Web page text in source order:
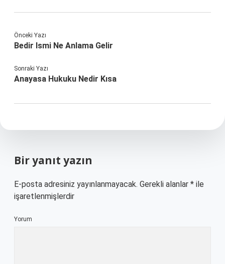
Önceki Yazı
Bedir Ismi Ne Anlama Gelir
Sonraki Yazı
Anayasa Hukuku Nedir Kısa
Bir yanıt yazın
E-posta adresiniz yayınlanmayacak. Gerekli alanlar * ile
işaretlenmişlerdir
Yorum